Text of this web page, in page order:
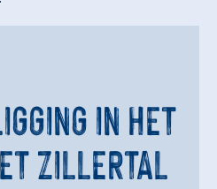
IN HET
ZILLERTAL